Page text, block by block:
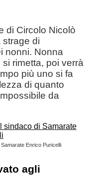
di Circolo Nicolò
strage di
nonni. Nonna
rimetta, poi verrà
più uno si fa
di quanto
da
Enrico Puricelli
agli